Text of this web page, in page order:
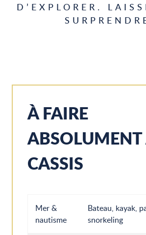
D’EXPLORER.
À FAIRE
ABSOLUMENT
CASSIS
Mer &
nautisme
Bateau, kayak,
snorkeling